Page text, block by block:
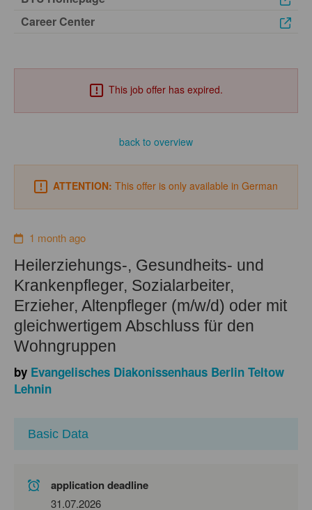
Career Center
This job offer has expired.
back to overview
ATTENTION: This offer is only available in German
1 month ago
Heilerziehungs-, Gesundheits- und
Krankenpfleger, Sozialarbeiter,
Erzieher, Altenpfleger (m/w/d) oder mit
gleichwertigem Abschluss für den
Wohngruppen
by Evangelisches Diakonissenhaus Berlin Teltow
Lehnin
Basic Data
application deadline
31.07.2026